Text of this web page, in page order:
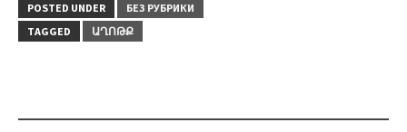
POSTED UNDER
БЕЗ РУБРИКИ
TAGGED
ԱՂՈԹՔ